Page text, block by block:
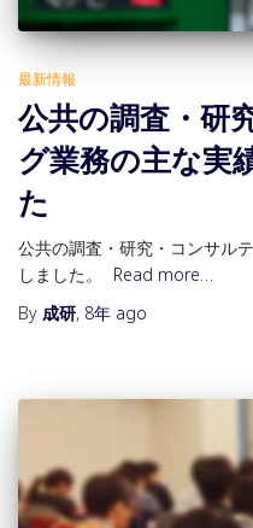
最新情報
公共の調査・研
グ業務の主な実
た
公共の調査・研究・コンサル
しました。
Read more…
By 成研, 8年 ago